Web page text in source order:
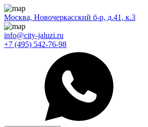
Москва, Новочеркасский б-р, д.41, к.3
info@city-jaluzi.ru
+7 (495) 542-76-98